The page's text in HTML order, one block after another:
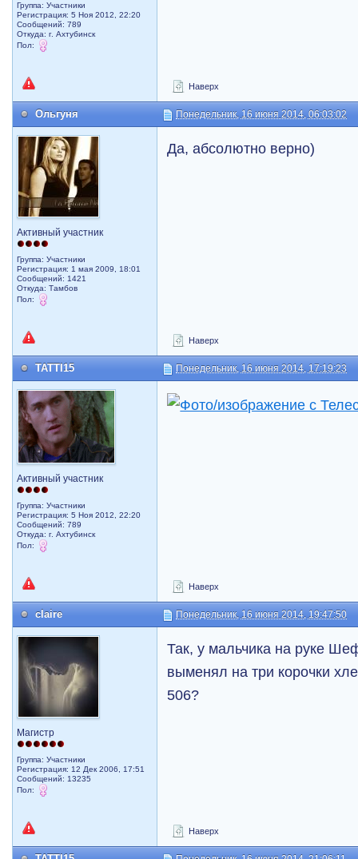
Группа: Участники
Регистрация: 5 Ноя 2012, 22:20
Сообщений: 789
Откуда: г. Ахтубинск
Пол:
Наверх
Ольгуня Понедельник, 16 июня 2014, 06:03:02
Активный участник
Группа: Участники
Регистрация: 1 мая 2009, 18:01
Сообщений: 1421
Откуда: Тамбов
Пол:
Да, абсолютно верно)
Наверх
TATTI15 Понедельник, 16 июня 2014, 17:19:23
Активный участник
Группа: Участники
Регистрация: 5 Ноя 2012, 22:20
Сообщений: 789
Откуда: г. Ахтубинск
Пол:
Наверх
claire Понедельник, 16 июня 2014, 19:47:50
Магистр
Группа: Участники
Регистрация: 12 Дек 2006, 17:51
Сообщений: 13235
Пол:
Так, у мальчика на руке
выменял на три корочки
506?
Наверх